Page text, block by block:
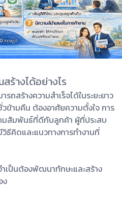
สร้างได้อย่างไร
ถสร้างความสำเร็จได้ในระยะยาว
ข้ามคืน ต้องอาศัยความตั้งใจ การ
มสัมพันธ์ที่ดีกับลูกค้า ผู้ที่ประสบ
ธีคิดและแนวทางการทำงานที่
เป็นต้องพัฒนาทักษะและสร้าง
ง